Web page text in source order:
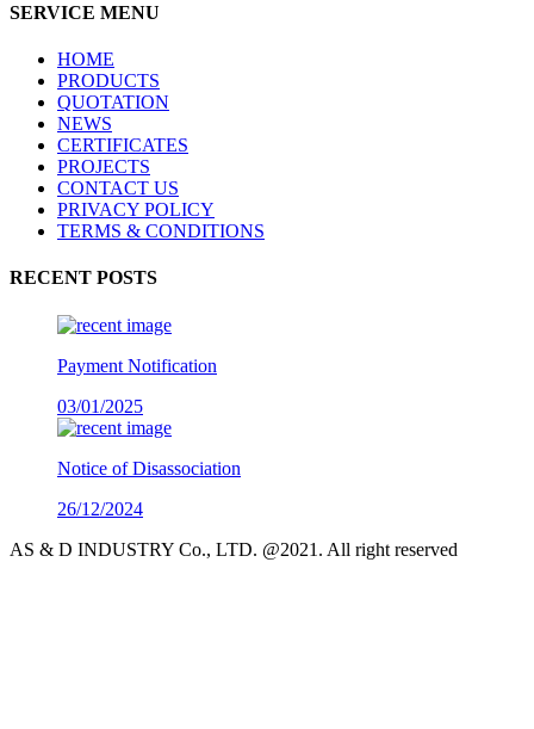
SERVICE MENU
HOME
PRODUCTS
QUOTATION
NEWS
CERTIFICATES
PROJECTS
CONTACT US
PRIVACY POLICY
TERMS & CONDITIONS
RECENT POSTS
Payment Notification
03/01/2025
Notice of Disassociation
26/12/2024
AS & D INDUSTRY Co., LTD. @2021. All right reserved